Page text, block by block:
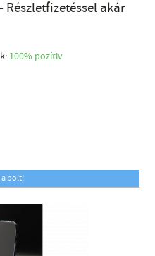
Részletfizetéssel akár
100% pozítiv
a bolt!